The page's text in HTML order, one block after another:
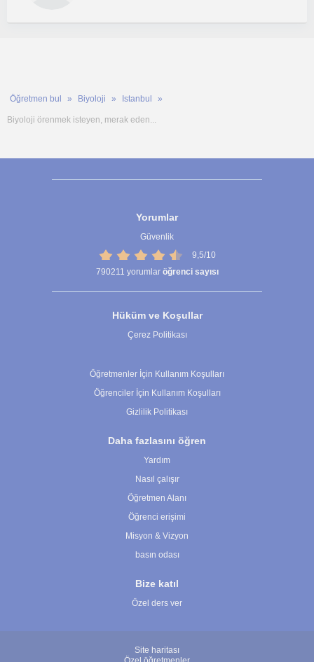
Öğretmen bul Biyoloji Istanbul
Biyoloji örenmek isteyen, merak eden...
Yorumlar
Güvenlik
9,5/10
790211 yorumlar öğrenci sayısı
Hüküm ve Koşullar
Çerez Politikası
Öğretmenler İçin Kullanım Koşulları
Öğrenciler İçin Kullanım Koşulları
Gizlilik Politikası
Daha fazlasını öğren
Yardım
Nasıl çalışır
Öğretmen Alanı
Öğrenci erişimi
Misyon & Vizyon
basın odası
Bize katıl
Özel ders ver
Site haritası